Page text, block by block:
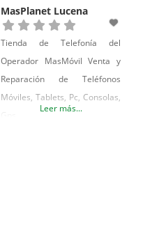
MasPlanet Lucena
Tienda de Telefonía del
Operador MasMóvil Venta y
Reparación de Teléfonos
Móviles, Tablets, Pc, Consolas,
Leer más...